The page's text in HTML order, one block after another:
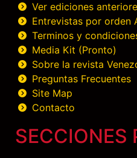
Ver ediciones
Entrevistas por orden
Terminos y
Media Kit (Pronto)
Sobre la revista
Preguntas Frecuentes
Site Map
Contacto
SECCIONES